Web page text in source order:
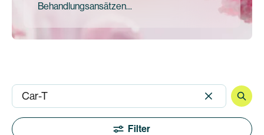
Behandlungsansätzen…
Filter